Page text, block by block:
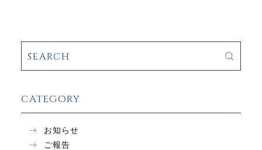
CATEGORY
お知らせ
ご報告